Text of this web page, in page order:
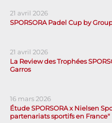
21 avril 2026
SPORSORA Padel Cup by
21 avril 2026
La Review des Trophées
Garros
16 mars 2026
Étude SPORSORA x Nielsen
partenariats sportifs en France"